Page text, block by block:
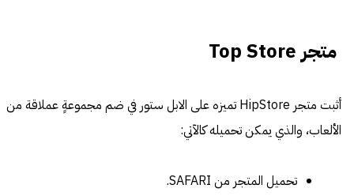
متجر Top Store
أثبت متجر HipStore تميزه على الابل ستور في ضم مجموعةٍ عملاقة من
الألعاب، والذي يمكن تحميله كالآتي:
تحميل المتجر من SAFARI.